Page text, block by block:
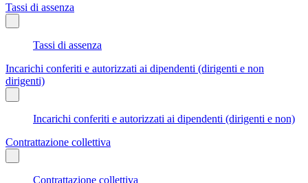
Tassi di assenza
Tassi di assenza
Incarichi conferiti e autorizzati ai dipendenti (dirigenti e non
dirigenti)
Incarichi conferiti e autorizzati ai dipendenti (dirigenti e non)
Contrattazione collettiva
Contrattazione collettiva